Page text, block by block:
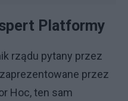
Platformy
rządu pytany przez
przez
Hoc, ten sam